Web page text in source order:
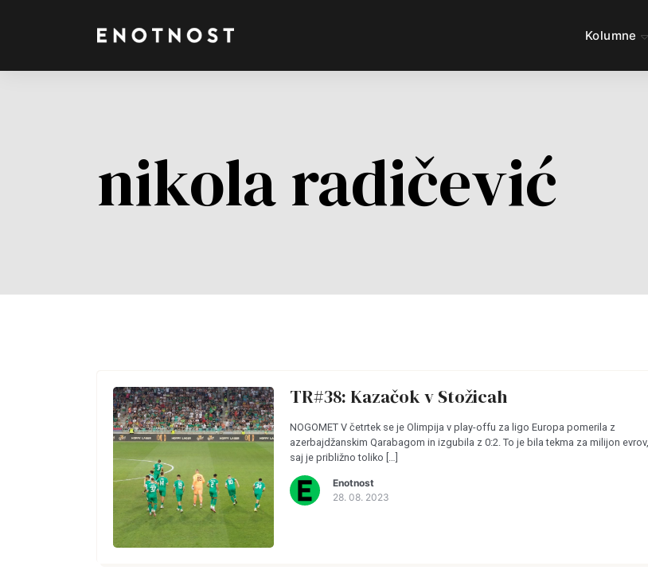
Kolumne
nikola radičević
TR#38: Kazačok v Stožicah
NOGOMET V četrtek se je Olimpija v play-offu za ligo Europa pomerila z
azerbajdžanskim Qarabagom in izgubila z 0:2. To je bila tekma za milijon evrov,
saj je približno toliko […]
Enotnost
28. 08. 2023